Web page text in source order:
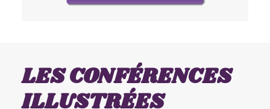
LES CONFÉRENCES
ILLUSTRÉES